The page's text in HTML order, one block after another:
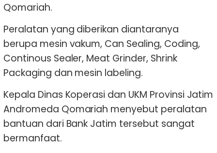
Qomariah.
Peralatan yang diberikan diantaranya
berupa mesin vakum, Can Sealing, Coding,
Continous Sealer, Meat Grinder, Shrink
Packaging dan mesin labeling.
Kepala Dinas Koperasi dan UKM Provinsi Jatim
Andromeda Qomariah menyebut peralatan
bantuan dari Bank Jatim tersebut sangat
bermanfaat.